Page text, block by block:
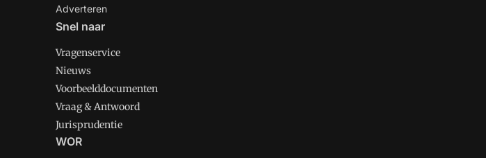
Adverteren
Snel naar
Vragenservice
Nieuws
Voorbeelddocumenten
Vraag & Antwoord
Jurisprudentie
WOR